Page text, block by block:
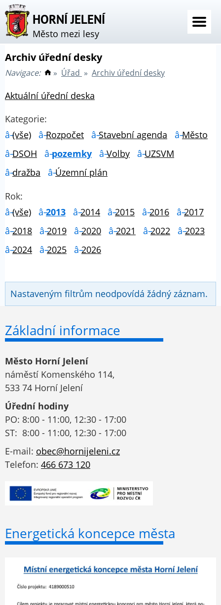
HORNÍ JELENÍ
Město mezi lesy
Archiv úřední desky
Navigace: » Úřad » Archiv úřední desky
Aktuální úřední deska
Kategorie:
(vše)
Rozpočet Stavební agenda
Město
DSOH
pozemky Volby
UZSVM
dražba
Územní plán
Rok:
(vše)
2013 2014 2015 2016
2017
2018
2019 2020 2021 2022
2023
2024
2025 2026
Nastaveným filtrům neodpovídá žádný záznam.
Základní informace
Město Horní Jelení
náměstí Komenského 114,
533 74 Horní Jelení
Úřední hodiny
PO: 8:00 - 11:00, 12:30 - 17:00
ST: 8:00 - 11:00, 12:30 - 17:00
E-mail: obec@hornijeleni.cz
Telefon: 466 673 120
Energetická koncepce města